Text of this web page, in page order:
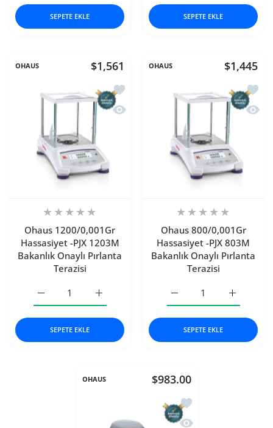
SEPETE EKLE SEPETE EKLE
OHAUS $1,561
İstek listesine ekle Ohaus 1200/
Hızlı Görünüm Ohaus 1200/0,001Gr
Ohaus 1200/0,001Gr
Hassasiyet -PJX 1203M
Bakanlık Onaylı Pırlanta
Terazisi
Ohaus 1200/0,001Gr Hassasiyet -PJX
Ohaus 1200/0,001Gr Hassasiyet -PJX 1203M Bakanlık
SEPETE EKLE
OHAUS $1,445
İstek
Hızlı
Ohaus 800/0,001Gr
Hassasiyet -PJX 803M
Bakanlık Onaylı Pırlanta
Terazisi
Ohaus
Ohaus 800/0,001Gr
SEPETE EKLE
OHAUS $983.00
İstek listesine ekle
Hızlı Görünüm